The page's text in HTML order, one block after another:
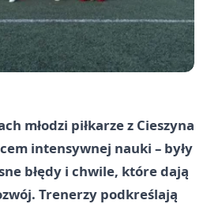
młodzi piłkarze z Cieszyna
intensywnej nauki – były
błędy i chwile, które dają
Trenerzy podkreślają